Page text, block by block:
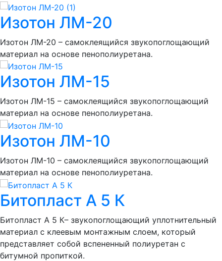
Изотон ЛМ-20
Изотон ЛМ-20 – самоклеящийся звукопоглощающий
материал на основе пенополиуретана.
Изотон ЛМ-15
Изотон ЛМ-15 – самоклеящийся звукопоглощающий
материал на основе пенополиуретана.
Изотон ЛМ-10
Изотон ЛМ-10 – самоклеящийся звукопоглощающий
материал на основе пенополиуретана.
Битопласт А 5 К
Битопласт А 5 К– звукопоглощающий уплотнительный
материал с клеевым монтажным слоем, который
представляет собой вспененный полиуретан с
битумной пропиткой.